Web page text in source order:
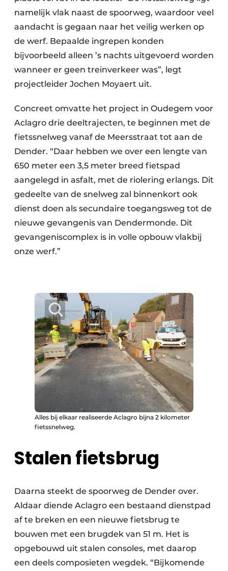
namelijk vlak naast de spoorweg, waardoor veel
aandacht is gegaan naar het veilig werken op
de werf. Bepaalde ingrepen konden
bijvoorbeeld alleen ’s nachts uitgevoerd worden
wanneer er geen treinverkeer was”, legt
projectleider Jochen Moyaert uit.
Concreet omvatte het project in Oudegem voor
Aclagro drie deeltrajecten, te beginnen met de
fietssnelweg vanaf de Meersstraat tot aan de
Dender. “Daar hebben we over een lengte van
650 meter een 3,5 meter breed fietspad
aangelegd in asfalt, met de riolering erlangs. Dit
gedeelte van de snelweg zal binnenkort ook
dienst doen als secundaire toegangsweg tot de
nieuwe gevangenis van Dendermonde. Dit
gevangeniscomplex is in volle opbouw vlakbij
onze werf.”
Alles bij elkaar realiseerde Aclagro bijna 2 kilometer
fietssnelweg.
Stalen fietsbrug
Daarna steekt de spoorweg de Dender over.
Aldaar diende Aclagro een bestaand dienstpad
af te breken en een nieuwe fietsbrug te
bouwen met een brugdek van 51 m. Het is
opgebouwd uit stalen consoles, met daarop
een deels composieten wegdek. “Bijkomende